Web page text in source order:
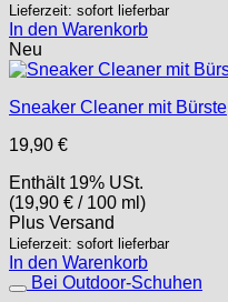
Lieferzeit: sofort lieferbar
In den Warenkorb
Neu
Sneaker Cleaner mit Bürste
19,90 €
Enthält 19% USt.
(19,90 € / 100 ml)
Plus Versand
Lieferzeit: sofort lieferbar
In den Warenkorb
Bei Outdoor-Schuhen